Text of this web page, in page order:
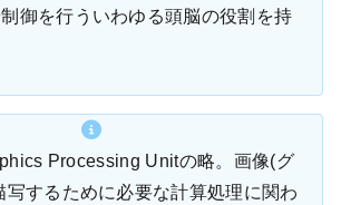
制御を行ういわゆる頭脳の役割を持
Processing Unitの略。画像(グ
写するために必要な計算処理に関わ